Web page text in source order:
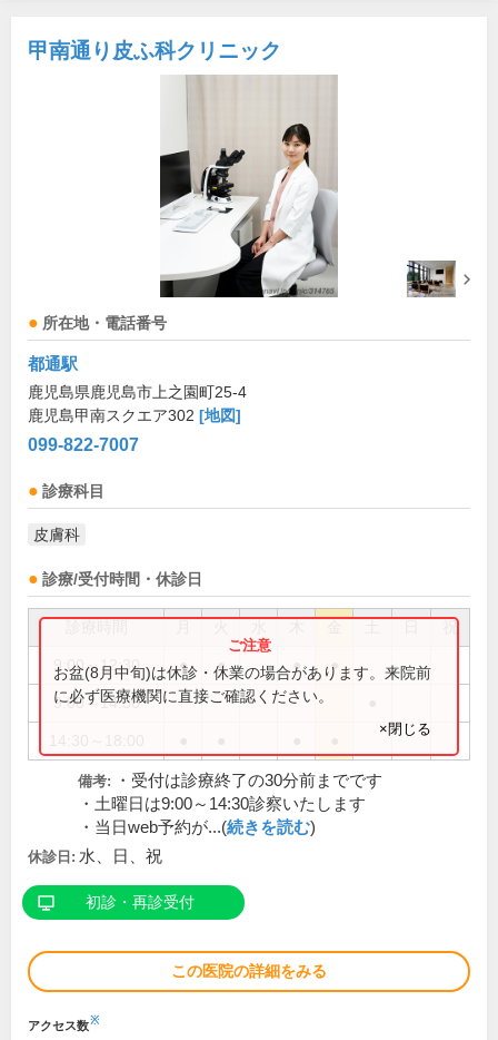
甲南通り皮ふ科クリニック
所在地・電話番号
都通駅
鹿児島県鹿児島市上之園町25-4
鹿児島甲南スクエア302 [地図]
099-822-7007
診療科目
皮膚科
診療/受付時間・休診日
祝
9:00～12:30 ● ● ● ●
9:00～14:30
お盆(8月中旬)は休診・休業の場合があります。来院前
に必ず医療機関に直接ご確認ください。
×閉じる
備考:
・受付は診療終了の30分前までです
・土曜日は9:00～14:30診察いたします
・当日web予約が...(続きを読む)
休診日: 水、日、祝
初診・再診受付
この医院の詳細をみる
アクセス数※